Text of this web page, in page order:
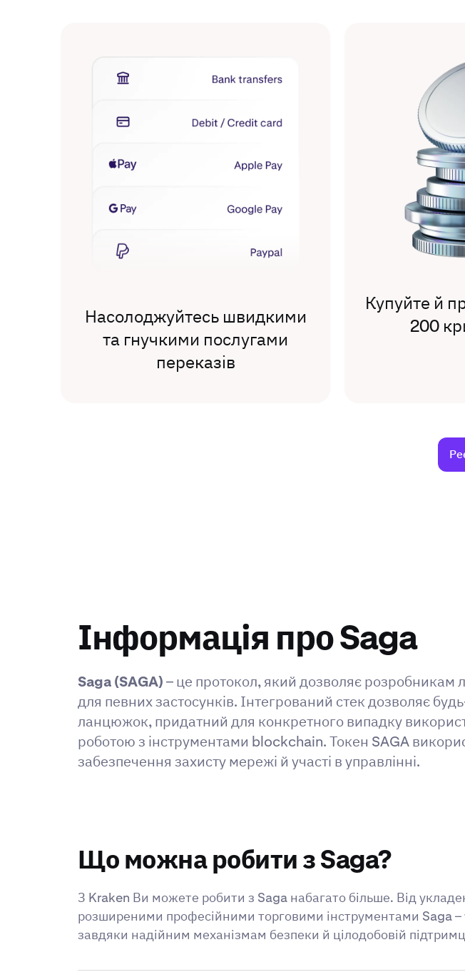
Насолоджуйтесь швидкими
та гнучкими послугами
переказів
Купуйте й
200
Інформація про Saga
Saga (SAGA)– це протокол, який дозволяє
для певних застосунків. Інтегрований стек дозволяє
ланцюжок, придатний для конкретного випадку
роботою з інструментами blockchain. Токен SAGA
забезпечення захисту мережі й участі в управлінні.
Що можна робити з Saga?
З Kraken Ви можете робити з Saga набагато більше. Від
розширеними професійними торговими інструментами Saga –
завдяки надійним механізмам безпеки й цілодобовій